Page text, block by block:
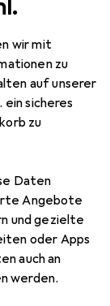
wir mit
zu
auf unserer
ein sicheres
zu
Daten
Angebote
und gezielte
oder Apps
auch an
werden.